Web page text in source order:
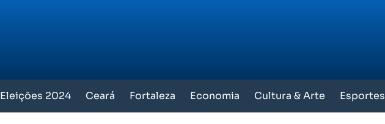
Eleições 2024 Ceará Fortaleza Economia Cultura & Arte Esportes